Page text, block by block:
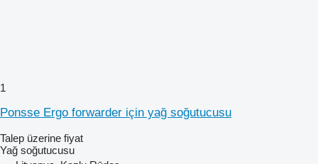
1
Ponsse Ergo forwarder için yağ soğutucusu
Talep üzerine fiyat
Yağ soğutucusu